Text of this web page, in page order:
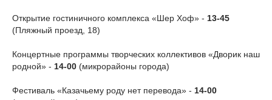
Открытие гостиничного комплекса «Шер Хоф» - 13-45
(Пляжный проезд, 18)
Концертные программы творческих коллективов «Дворик наш
родной» - 14-00 (микрорайоны города)
Фестиваль «Казачьему роду нет перевода» - 14-00